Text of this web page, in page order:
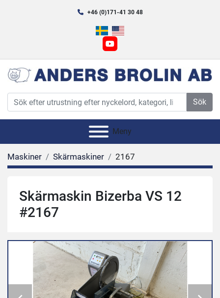
+46 (0)171-41 30 48
youtube
Sök
Meny
Maskiner Skärmaskiner 2167
Skärmaskin Bizerba VS 12
#2167